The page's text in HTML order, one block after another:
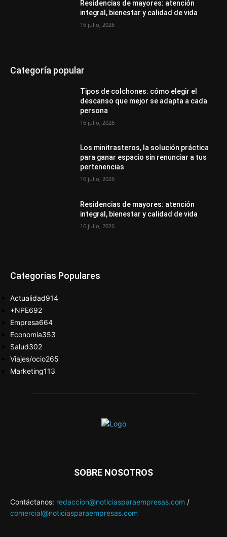
Residencias de mayores: atención
integral, bienestar y calidad de vida
16 julio, 2026
Categoría popular
Tipos de colchones: cómo elegir el
descanso que mejor se adapta a cada
persona
16 julio, 2026
Los minitrasteros, la solución práctica
para ganar espacio sin renunciar a tus
pertenencias
16 julio, 2026
Residencias de mayores: atención
integral, bienestar y calidad de vida
16 julio, 2026
Categorias Populares
Actualidad914
+NPE692
Empresa664
Economía353
Salud302
Viajes/ocio265
Marketing113
SOBRE NOSOTROS
Contáctanos: redaccion@noticiasparaempresas.com /
comercial@noticiasparaempresas.com